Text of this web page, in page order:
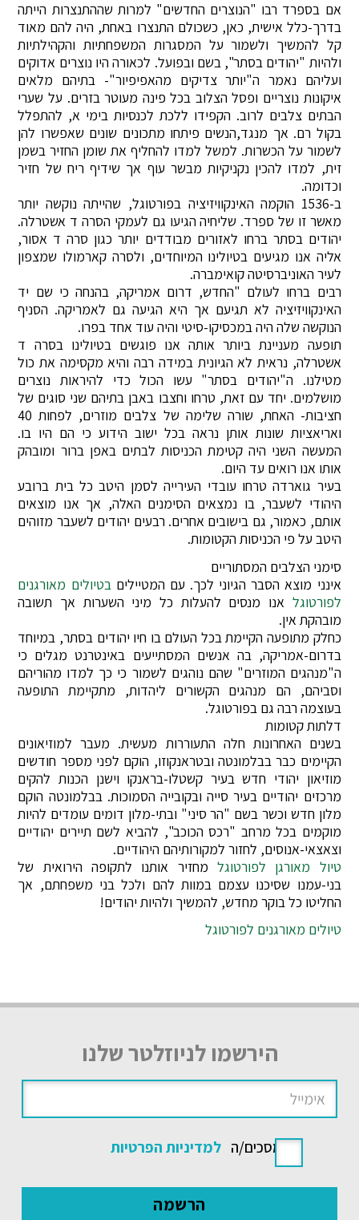
אם בספרד רבו "הנוצרים החדשים" למרות שההתנצרות הייתה
בדרך-כלל אישית, כאן, כשכולם התנצרו באחת, היה להם מאוד
קל להמשיך ולשמור על המסגרות המשפחתיות והקהילתיות
ולהיות "יהודים בסתר", בשם ובפועל. לכאורה היו נוצרים אדוקים
ועליהם נאמר ה"יותר צדיקים מהאפיפיור"- בתיהם מלאים
איקונות נוצריים ופסל הצלוב בכל פינה מעוטר בזרים. על שערי
הבתים צלבים לרוב. הקפידו ללכת לכנסיות בימי א, להתפלל
בקול רם. אך מנגד,הנשים פיתחו מתכונים שונים שאפשרו להן
לשמור על הכשרות. למשל למדו להחליף את שומן החזיר בשמן
זית, למדו להכין נקניקיות מבשר עוף אך שידיף ריח של חזיר
וכדומה.
ב-1536 הוקמה האינקוויזיציה בפורטוגל, שהייתה נוקשה יותר
מאשר זו של ספרד. שליחיה הגיעו גם לעמקי הסרה ד אשטרלה.
יהודים בסתר ברחו לאזורים מבודדים יותר כגון סרה ד אסור,
אליה אנו מגיעים בטיולינו המיוחדים, ולסרה קארמולו שמצפון
לעיר האוניברסיטה קואימברה.
רבים ברחו לעולם "החדש, דרום אמריקה, בהנחה כי שם יד
האינקוויזיציה לא תגיעם אך היא הגיעה גם לאמריקה. הסניף
הנוקשה שלה היה במכסיקו-סיטי והיה עוד אחד בפרו.
תופעה מעניינת ביותר אותה אנו פוגשים בטיולינו בסרה ד
אשטרלה, נראית לא הגיונית במידה רבה והיא מקסימה את כול
מטילנו. ה"יהודים בסתר" עשו הכול כדי להיראות נוצרים
מושלמים. יחד עם זאת, טרחו וחצבו באבן בתיהם שני סוגים של
חציבות- האחת, שורה שלימה של צלבים מוזרים, לפחות 40
ואריאציות שונות אותן נראה בכל ישוב הידוע כי הם היו בו.
המעשה השני היה קטימת הכניסות לבתים באפן ברור ומובהק
אותו אנו רואים עד היום.
בעיר גוארדה טרחו עובדי העירייה לסמן היטב כל בית ברובע
היהודי לשעבר, בו נמצאים הסימנים האלה, אך אנו מוצאים
אותם, כאמור, גם בישובים אחרים. רבעים יהודים לשעבר מזוהים
היטב על פי הכניסות הקטומות.
סימני הצלבים המסתוריים
אינני מוצא הסבר הגיוני לכך. עם המטייליםבטיולים מאורגנים
לפורטוגל אנו מנסים להעלות כל מיני השערות אך תשובה
מובהקת אין.
כחלק מתופעה הקיימת בכל העולם בו חיו יהודים בסתר, במיוחד
בדרום-אמריקה, בה אנשים המסתייעים באינטרנט מגלים כי
ה"מנהגים המוזרים" שהם נוהגים לשמור כי כך למדו מהוריהם
וסביהם, הם מנהגים הקשורים ליהדות, מתקיימת התופעה
בעוצמה רבה גם בפורטוגל.
דלתות קטומות
בשנים האחרונות חלה התעוררות מעשית. מעבר למוזיאונים
הקיימים כבר בבלמונטה ובטראנקוזו, הוקם לפני מספר חודשים
מוזיאון יהודי חדש בעיר קשטלו-בראנקו וישנן הכנות להקים
מרכזים יהודיים בעיר סייה ובקובייה הסמוכות. בבלמונטה הוקם
מלון חדש וכשר בשם "הר סיני" ובתי-מלון דומים עומדים להיות
מוקמים בכל מרחב "רכס הכוכב", להביא לשם תיירים יהודיים
וצאצאי-אנוסים, לחזור למקורותיהם היהודיים.
טיול מאורגן לפורטוגל מחזיר אותנו לתקופה הירואית של
בני-עמנו שסיכנו עצמם במוות להם ולכל בני משפחתם, אך
החליטו כל בוקר מחדש, להמשיך ולהיות יהודים!
טיולים מאורגנים לפורטוגל
הירשמו לניוזלטר שלנו
אני מסכים/ה למדיניות הפרטיות